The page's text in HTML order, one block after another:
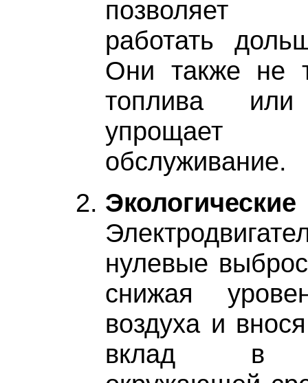
позволяет
работать
Они также не
топлива
упрощает
обслуживание.
нулевые
снижая
воздуха и
вклад в